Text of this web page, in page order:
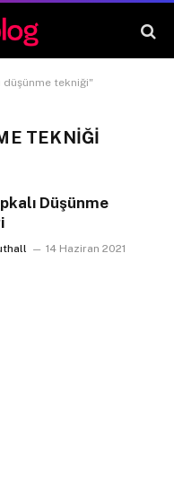
düşünme tekniği"
TEKNIĞI
Düşünme
14 Haziran 2021